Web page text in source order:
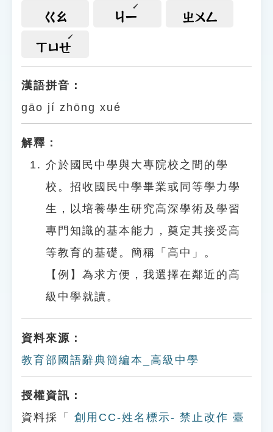
遊戲專區
教學應用
貓頭鷹博士
ㄍㄠ ㄐㄧ ㄓㄨㄥ
ㄒㄩㄝ
漢語拼音：
gāo jí zhōng xué
解釋：
介於國民中學與大專院校之間的學
校。招收國民中學畢業或同等學力學
生，以培養學生研究高深學術及學習
專門知識的基本能力，奠定其接受高
等教育的基礎。簡稱「高中」。
【例】為求方便，我選擇在鄰近的高
級中學就讀。
資料來源：
教育部國語辭典簡編本_高級中學
授權資訊：
資料採「
創用CC-姓名標示- 禁止改作 臺